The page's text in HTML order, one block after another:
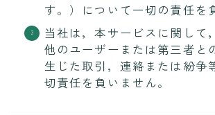
す。）について一切の責任を
当社は，本サービスに関して
他のユーザーまたは第三者と
生じた取引，連絡または紛争
切責任を負いません。